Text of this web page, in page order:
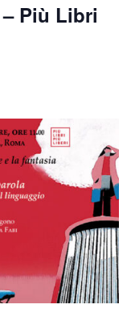
Più Libri